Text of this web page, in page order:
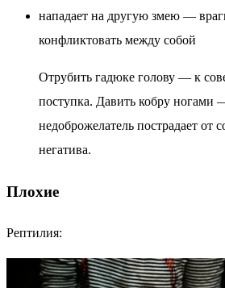
нападает на другую змею —
конфликтовать между собой
Отрубить гадюке голову — к
поступка. Давить кобру ногами
недоброжелатель пострадает от
негатива.
Плохие
Рептилия: